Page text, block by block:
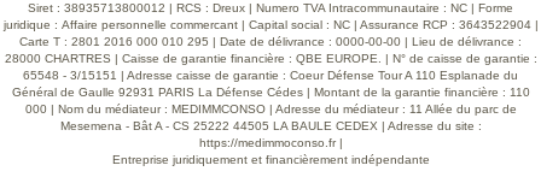
Siret : 38935713800012 | RCS : Dreux | Numero TVA Intracommunautaire : NC | Forme
juridique : Affaire personnelle commercant | Capital social : NC | Assurance RCP : 3643522904 |
Carte T : 2801 2016 000 010 295 | Date de délivrance : 0000-00-00 | Lieu de délivrance :
28000 CHARTRES | Caisse de garantie financière : QBE EUROPE. | N° de caisse de garantie :
65548 - 3/15151 | Adresse caisse de garantie : Coeur Défense Tour A 110 Esplanade du
Général de Gaulle 92931 PARIS La Défense Cédes | Montant de la garantie financière : 110
000 | Nom du médiateur : MEDIMMCONSO | Adresse du médiateur : 11 Allée du parc de
Mesemena - Bât A - CS 25222 44505 LA BAULE CEDEX | Adresse du site :
https://medimmoconso.fr|
Entreprise juridiquement et financièrement indépendante